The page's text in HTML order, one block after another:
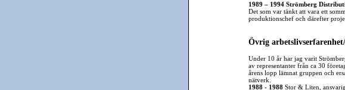
1989 – 1994 Strömberg
Det som var tänkt att vara ett
produktionschef och därefter
Övrig
Under 10 år har jag varit
av representanter från ca 30
årens lopp lämnat gruppen och
nätverk.
1988 - 1988Stor & Liten,